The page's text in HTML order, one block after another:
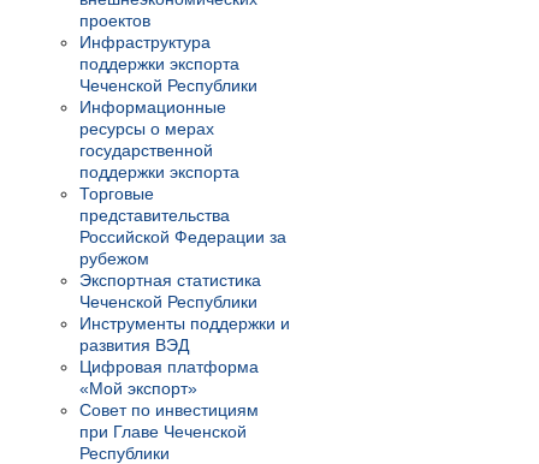
проектов
Инфраструктура
поддержки экспорта
Чеченской Республики
Информационные
ресурсы о мерах
государственной
поддержки экспорта
Торговые
представительства
Российской Федерации за
рубежом
Экспортная статистика
Чеченской Республики
Инструменты поддержки и
развития ВЭД
Цифровая платформа
«Мой экспорт»
Совет по инвестициям
при Главе Чеченской
Республики